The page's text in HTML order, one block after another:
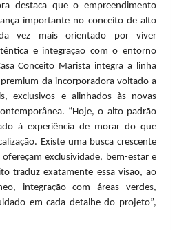
destaca que o empreendimento
importante no conceito de alto
vez mais orientado por viver
e integração com o entorno
Conceito Marista integra a linha
da incorporadora voltado a
exclusivos e alinhados às novas
“Hoje, o alto padrão
à experiência de morar do que
Existe uma busca crescente
exclusividade, bem-estar e
traduz exatamente essa visão, ao
integração com áreas verdes,
em cada detalhe do projeto”,